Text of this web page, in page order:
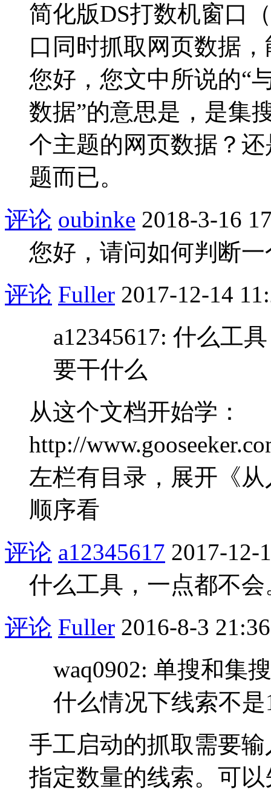
简化版DS打数机窗口
口同时抓取网页数据
您好，您文中所说的“
数据”的意思是，是集
个主题的网页数据？
题而已。
评论 oubinke 2018-3-16
您好，请问如何判断
评论 Fuller 2017-12-14
a12345617: 什么工
要干什么
从这个文档开始学：
http://
左栏有目录，展开《
顺序看
评论 a12345617 2017-12-
什么工具，一点都不
评论 Fuller 2016-8-3 21:36
waq0902: 单搜和集
什么情况下线索不是
手工启动的抓取需要
指定数量的线索。可